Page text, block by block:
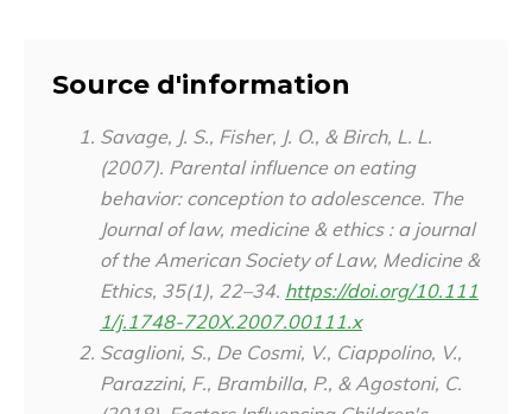
Source d'information
Savage, J. S., Fisher, J. O., & Birch, L. L.
(2007). Parental influence on eating
behavior: conception to adolescence. The
Journal of law, medicine & ethics : a journal
of the American Society of Law, Medicine &
Ethics, 35(1), 22–34. https://doi.org/10.111
1/j.1748-720X.2007.00111.x
Scaglioni, S., De Cosmi, V., Ciappolino, V.,
Parazzini, F., Brambilla, P., & Agostoni, C.